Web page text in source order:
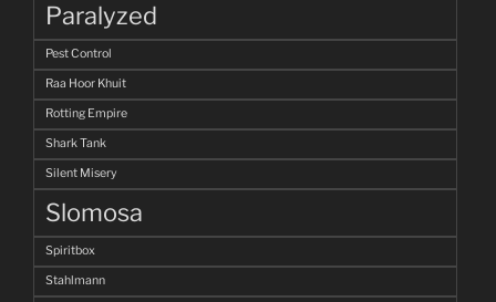
Paralyzed
Pest Control
Raa Hoor Khuit
Rotting Empire
Shark Tank
Silent Misery
Slomosa
Spiritbox
Stahlmann